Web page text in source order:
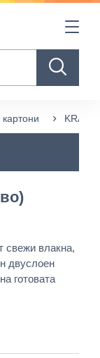
свежи влакна,
двуслоен
готовата